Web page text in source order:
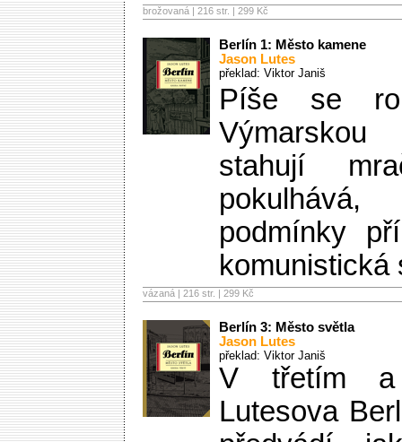
brožovaná | 216 str. | 299 Kč
Berlín 1: Město kamene
Jason Lutes
překlad: Viktor Janiš
Píše se
stahují
podmínky
komunistická
vázaná | 216 str. | 299 Kč
Berlín 3: Město světla
Jason Lutes
překlad: Viktor Janiš
V třetím a
Lutesova